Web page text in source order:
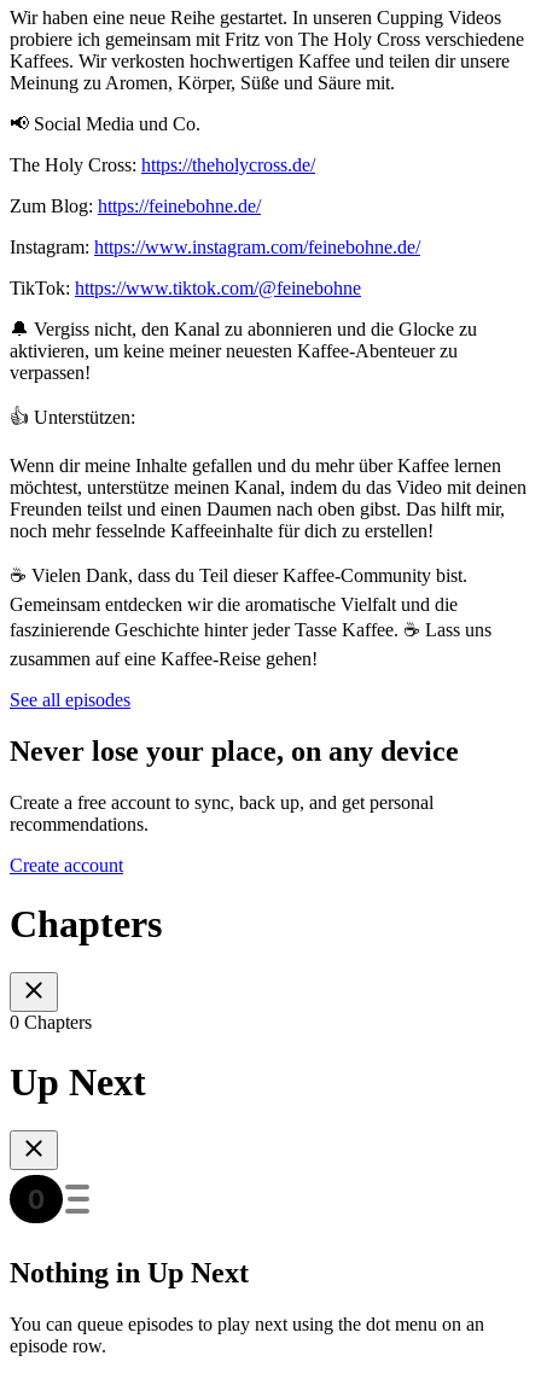
Wir haben eine neue Reihe gestartet. In unseren Cupping Videos
probiere ich gemeinsam mit Fritz von The Holy Cross verschiedene
Kaffees. Wir verkosten hochwertigen Kaffee und teilen dir unsere
Meinung zu Aromen, Körper, Süße und Säure mit.
📢 Social Media und Co.
The Holy Cross: https://theholycross.de/
Zum Blog: https://feinebohne.de/
Instagram: https://www.instagram.com/feinebohne.de/
TikTok: https://www.tiktok.com/@feinebohne
🔔 Vergiss nicht, den Kanal zu abonnieren und die Glocke zu
aktivieren, um keine meiner neuesten Kaffee-Abenteuer zu
verpassen!
👍 Unterstützen:
Wenn dir meine Inhalte gefallen und du mehr über Kaffee lernen
möchtest, unterstütze meinen Kanal, indem du das Video mit deinen
Freunden teilst und einen Daumen nach oben gibst. Das hilft mir,
noch mehr fesselnde Kaffeeinhalte für dich zu erstellen!
☕ Vielen Dank, dass du Teil dieser Kaffee-Community bist.
Gemeinsam entdecken wir die aromatische Vielfalt und die
faszinierende Geschichte hinter jeder Tasse Kaffee. ☕ Lass uns
zusammen auf eine Kaffee-Reise gehen!
See all episodes
Never lose your place, on any device
Create a free account to sync, back up, and get personal
recommendations.
Create account
Chapters
0 Chapters
Up Next
Nothing in Up Next
You can queue episodes to play next using the dot menu on an
episode row.